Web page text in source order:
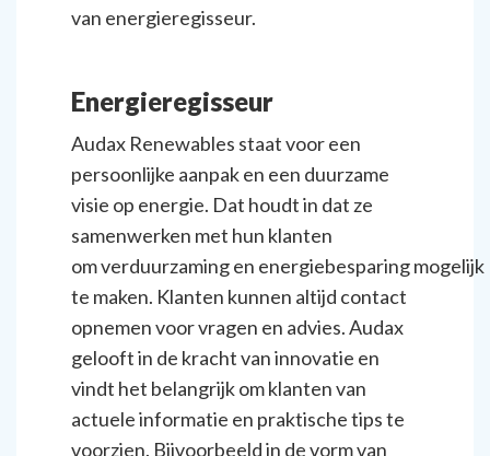
van energieregisseur.
Energieregisseur
Audax Renewables staat voor een
persoonlijke aanpak en een duurzame
visie op energie. Dat houdt in dat ze
samenwerken met hun klanten
om verduurzaming en energiebesparing mogelijk
te maken. Klanten kunnen altijd contact
opnemen voor vragen en advies. Audax
gelooft in de kracht van innovatie en
vindt het belangrijk om klanten van
actuele informatie en praktische tips te
voorzien. Bijvoorbeeld in de vorm van